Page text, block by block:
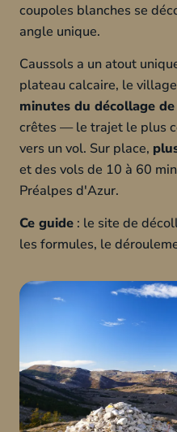
coupoles blanches se
angle unique.
Caussols a un atout
plateau calcaire, le
minutes du décollage
crêtes — le trajet le plus
vers un vol. Sur place,
et des vols de 10 à 60
Préalpes d'Azur.
Ce guide : le site de
les formules, le